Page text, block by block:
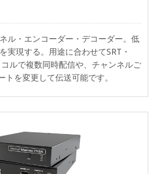
ル・エンコーダー・デコーダー。低
実現する。用途に合わせてSRT・
ルで複数同時配信や、チャンネルご
トを変更して伝送可能です。